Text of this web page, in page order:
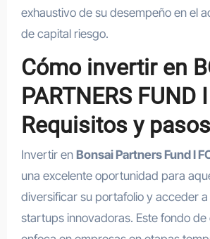
exhaustivo de su desempeño en el
de capital riesgo.
Cómo invertir en
PARTNERS FUND
Requisitos y pasos
Invertir en Bonsai Partners Fund I
una excelente oportunidad para
diversificar su portafolio y acceder a
startups innovadoras. Este fondo